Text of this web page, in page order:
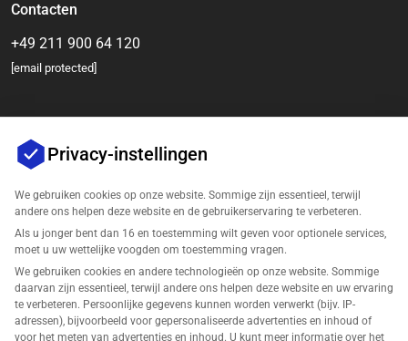
Contacten
+49 211 900 64 120
[email protected]
Bedrijf
Ondersteuning
Oplossingen voor Amazon
Privacy-instellingen
We gebruiken cookies op onze website. Sommige zijn essentieel, terwijl
andere ons helpen deze website en de gebruikerservaring te verbeteren.
Als u jonger bent dan 16 en toestemming wilt geven voor optionele services,
moet u uw wettelijke voogden om toestemming vragen.
We gebruiken cookies en andere technologieën op onze website. Sommige
daarvan zijn essentieel, terwijl andere ons helpen deze website en uw ervaring
te verbeteren. Persoonlijke gegevens kunnen worden verwerkt (bijv. IP-
adressen), bijvoorbeeld voor gepersonaliseerde advertenties en inhoud of
voor het meten van advertenties en inhoud. U kunt meer informatie over het